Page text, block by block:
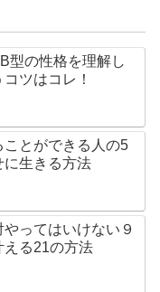
型の性格を理解し
ツはコレ！
ことができる人の5
に生きる方法
ってはいけない９
える21の方法